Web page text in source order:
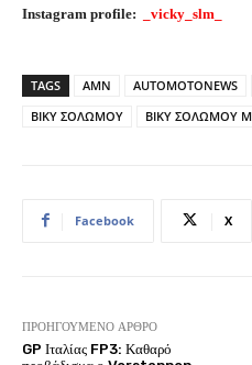
Instagram profile: _vicky_slm_
TAGS AMN AUTOMOTONEWS
ΒΙΚΥ ΣΟΛΩΜΟΥ
ΒΙΚΥ ΣΟΛΩΜΟΥ
Facebook X
ΠΡΟΗΓΟΎΜΕΝΟ ΆΡΘΡΟ
GP Ιταλίας FP3: Καθαρό